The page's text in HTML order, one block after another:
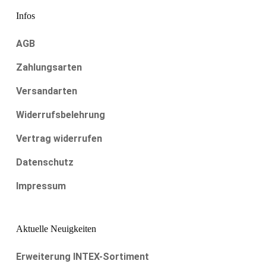
Infos
AGB
Zahlungsarten
Versandarten
Widerrufsbelehrung
Vertrag widerrufen
Datenschutz
Impressum
Aktuelle Neuigkeiten
Erweiterung INTEX-Sortiment